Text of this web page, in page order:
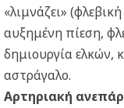
«λιμνάζει»
αυξημένη πίεση,
δημιουργία ελκών,
αστράγαλο.
Αρτηριακή